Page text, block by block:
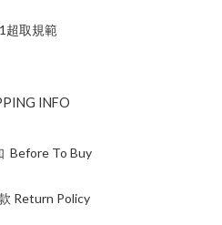
超取規範
INFO
Before To Buy
Return Policy